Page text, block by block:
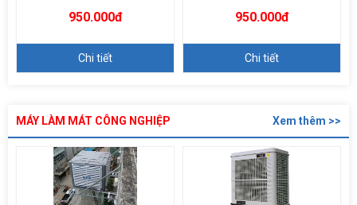
950.000đ
Chi tiết
950.000đ
Chi tiết
MÁY LÀM MÁT CÔNG NGHIỆP Xem thêm >>